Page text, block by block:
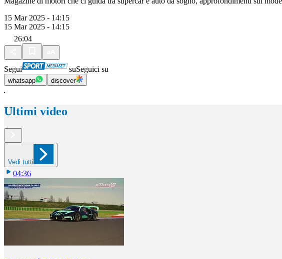
15 Mar 2025 - 14:15
15 Mar 2025 - 14:15
26:04
Segui suSeguici su
whatsapp discover
Ultimi video
Vedi tutti
04:36